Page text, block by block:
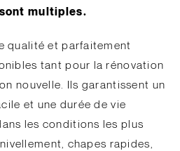
multiples.
qualité et parfaitement
tant pour la rénovation
nouvelle. Ils garantissent un
et une durée de vie
les conditions les plus
chapes rapides,